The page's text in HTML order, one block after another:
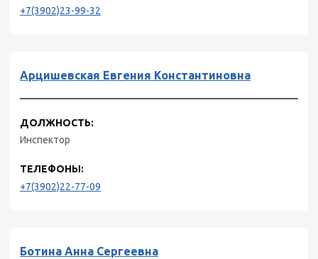
+7(3902)23-99-32
Арцишевская Евгения Константиновна
ДОЛЖНОСТЬ:
Инспектор
ТЕЛЕФОНЫ:
+7(3902)22-77-09
Ботина Анна Сергеевна